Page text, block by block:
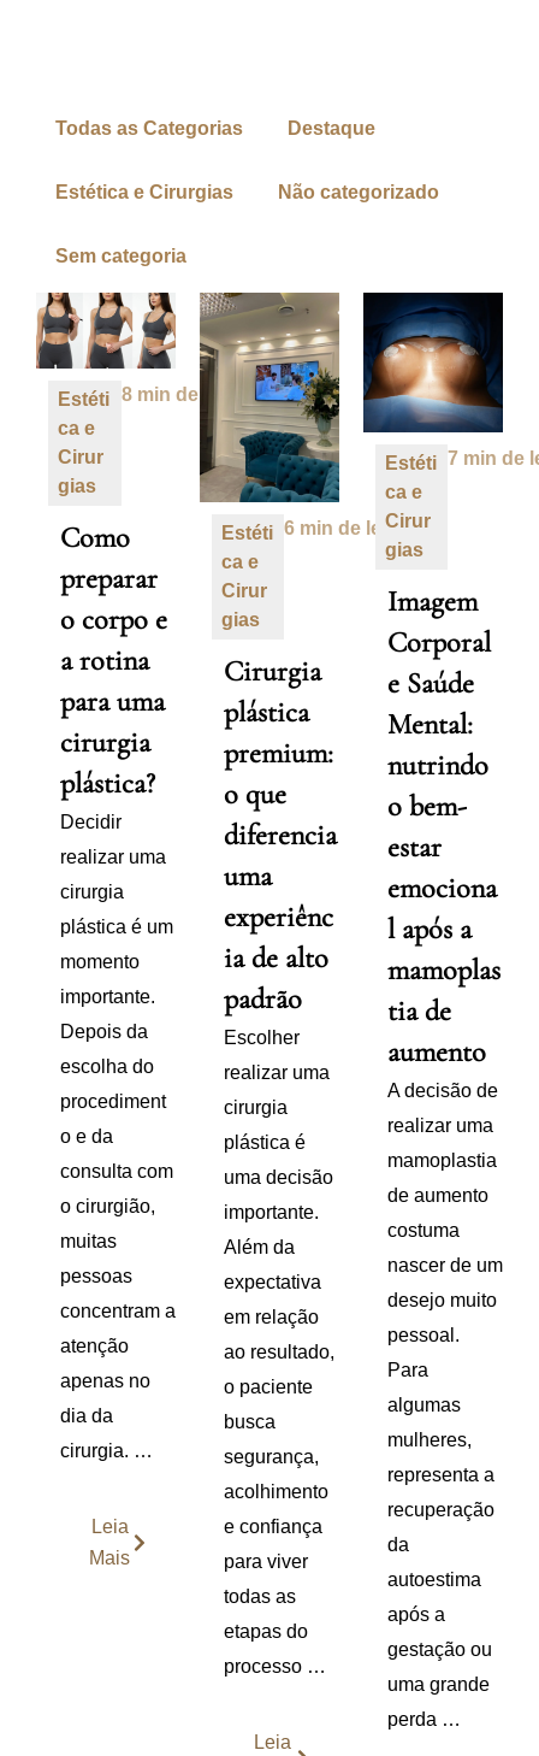
Todas as Categorias Destaque
Estética e Cirurgias Não categorizado
Sem categoria
Estéti
ca e
Cirur
gias
8 min de leitura
Como
preparar
o corpo e
a rotina
para uma
cirurgia
plástica?
Decidir
realizar uma
cirurgia
plástica é um
momento
importante.
Depois da
escolha do
procediment
o e da
consulta com
o cirurgião,
muitas
pessoas
concentram a
atenção
apenas no
dia da
cirurgia. …
Leia
Mais
Estéti
ca e
Cirur
gias
6 min de leitura
Cirurgia
plástica
premium:
o que
diferencia
uma
experiênc
ia de alto
padrão
Escolher
realizar uma
cirurgia
plástica é
uma decisão
importante.
Além da
expectativa
em relação
ao resultado,
o paciente
busca
segurança,
acolhimento
e confiança
para viver
todas as
etapas do
processo …
Leia
Estéti
ca e
Cirur
gias
7 min de
Imagem
Corporal
e Saúde
Mental:
nutrindo
o bem-
estar
emociona
l após a
mamoplas
tia de
aumento
A decisão de
realizar uma
mamoplastia
de aumento
costuma
nascer de um
desejo muito
pessoal.
Para
algumas
mulheres,
representa a
recuperação
da
autoestima
após a
gestação ou
uma grande
perda …